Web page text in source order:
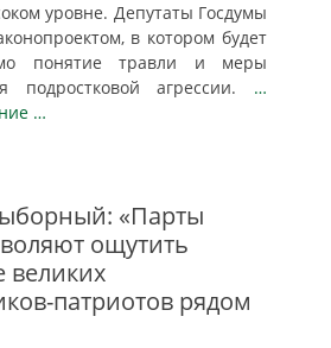
уровне. Депутаты Госдумы
в котором будет
понятие травли и меры
подростковой агрессии. …
…
«Парты
ощутить
великих
патриотов рядом